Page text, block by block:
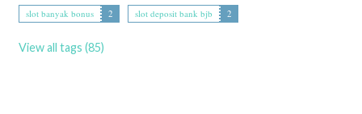
slot banyak bonus 2 slot deposit bank bjb 2
View all tags (85)